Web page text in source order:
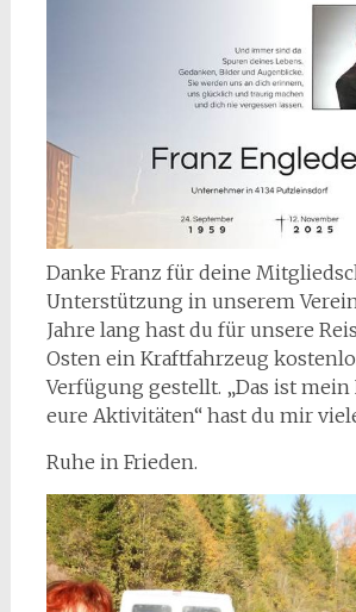
Danke Franz für deine
Unterstützung in unserem
Jahre lang hast du für unsere
Osten ein Kraftfahrzeug
Verfügung gestellt. „Das ist
eure Aktivitäten“ hast du mir
Ruhe in Frieden.